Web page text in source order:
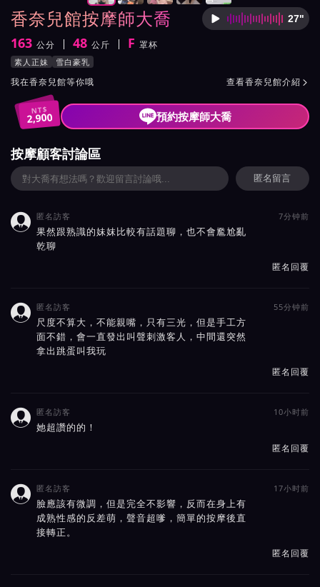
香奈兒館按摩師大喬 按摩師
27"
身高
163 公分
體重 48 公斤
罩杯 F 罩杯
按摩師大喬服務風格與特色
素人正妹 雪白豪乳
按摩師大喬所屬按摩會館介紹與班表
我在香奈兒館等你哦 查看香奈兒館介紹 
NT$
2,900 預約按摩師大喬
按摩顧客討論區
匿名留言
 匿名訪客 7分钟前
果然跟熟識的妹妺比較有話題聊，也不會尷尬亂
乾聊
匿名回覆
 匿名訪客 55分钟前
尺度不算大，不能親嘴，只有三光，但是手工方
面不錯，會一直發出叫聲刺激客人，中間還突然
拿出跳蛋叫我玩
匿名回覆
 匿名訪客 10小时前
她超讚的的！
匿名回覆
 匿名訪客 17小时前
臉應該有微調，但是完全不影響，反而在身上有
成熟性感的反差萌，聲音超嗲，簡單的按摩後直
接轉正。
匿名回覆